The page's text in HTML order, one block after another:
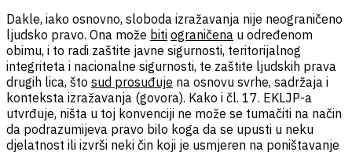
Dakle, iako osnovno, sloboda izražavanja nije neograničeno
ljudsko pravo. Ona može biti ograničena u određenom
obimu, i to radi zaštite javne sigurnosti, teritorijalnog
integriteta i nacionalne sigurnosti, te zaštite ljudskih prava
drugih lica, što sud prosuđuje na osnovu svrhe, sadržaja i
konteksta izražavanja (govora). Kako i čl. 17. EKLJP-a
utvrđuje, ništa u toj konvenciji ne može se tumačiti na način
da podrazumijeva pravo bilo koga da se upusti u neku
djelatnost ili izvrši neki čin koji je usmjeren na poništavanje